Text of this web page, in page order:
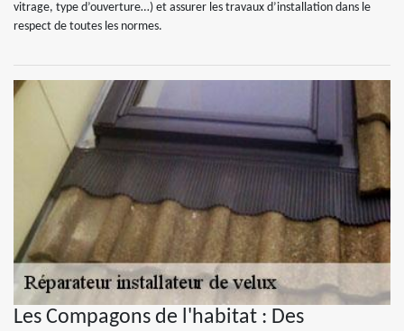
vitrage, type d’ouverture…) et assurer les travaux d’installation dans le
respect de toutes les normes.
Les Compagons de l'habitat : Des